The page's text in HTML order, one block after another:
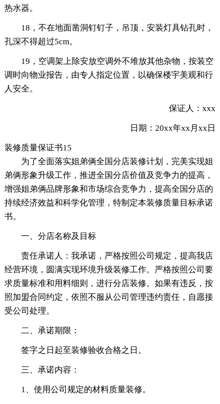
热水器。
18，不在地面凿洞钉钉子，吊顶，安装灯具钻孔时，
孔深不得超过5cm。
19，空调架上除安放空调外不堆放其他杂物，按装空
调时向物业报告，由专人指定位置，以确保楼宇美观和行
人安全。
保证人：xxx
日期：20xx年xx月xx日
装修质量保证书15
为了全面落实姐弟俩全国分店装修计划，完美实现姐
弟俩形象升级工作，推进全国分店价值及竞争力的提高，
增强姐弟俩品牌形象和市场综合竞争力，提高全国分店的
持续经济效益和科学化管理，特制定本装修质量目标承诺
书。
一、分店名称及目标
责任承诺人：我承诺，严格按照公司规定，提高我店
经营环境，圆满实现环境升级装修工作。严格按照公司要
求质量标准和用料细则，进行分店装修。如果有违反，按
照加盟合同约定，依照不服从公司管理违约责任，自愿接
受公司处理。
二、承诺期限：
签字之日起至装修验收合格之日。
三、承诺内容：
1、使用公司规定的材料质量装修。